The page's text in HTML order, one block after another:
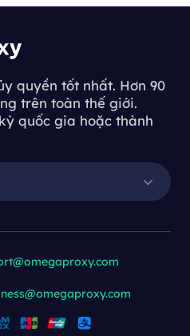
quyền tốt nhất. Hơn 90
trên toàn thế giới.
quốc gia hoặc thành